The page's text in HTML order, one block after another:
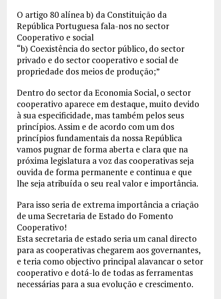
O artigo 80 alínea b) da Constituição da
República Portuguesa fala-nos no sector
Cooperativo e social
“b) Coexistência do sector público, do sector
privado e do sector cooperativo e social de
propriedade dos meios de produção;”
Dentro do sector da Economia Social, o sector
cooperativo aparece em destaque, muito devido
à sua especificidade, mas também pelos seus
princípios. Assim e de acordo com um dos
princípios fundamentais da nossa República
vamos pugnar de forma aberta e clara que na
próxima legislatura a voz das cooperativas seja
ouvida de forma permanente e continua e que
lhe seja atribuída o seu real valor e importância.
Para isso seria de extrema importância a criação
de uma Secretaria de Estado do Fomento
Cooperativo!
Esta secretaria de estado seria um canal directo
para as cooperativas chegarem aos governantes,
e teria como objectivo principal alavancar o setor
cooperativo e dotá-lo de todas as ferramentas
necessárias para a sua evolução e crescimento.